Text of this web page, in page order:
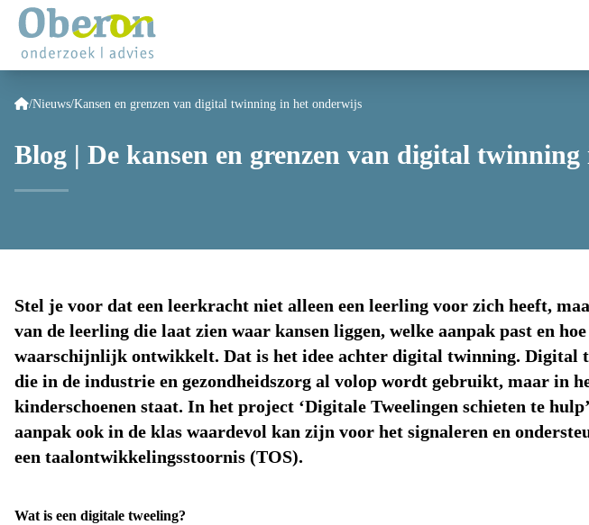
/Nieuws/Kansen en grenzen van digital twinning in het onderwijs
Blog | De kansen en grenzen van digital
Stel je voor dat een leerkracht niet alleen een leerling voor zich heeft,
van de leerling die laat zien waar kansen liggen, welke aanpak past en
waarschijnlijk ontwikkelt. Dat is het idee achter digital twinning. Digital
die in de industrie en gezondheidszorg al volop wordt gebruikt, maar in
kinderschoenen staat. In het project ‘Digitale Tweelingen schieten te
aanpak ook in de klas waardevol kan zijn voor het signaleren en
een taalontwikkelingsstoornis (TOS).
Wat is een digitale tweeling?